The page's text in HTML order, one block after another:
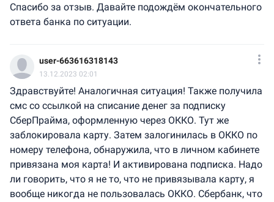
Спасибо за отзыв. Давайте подождём окончательного
ответа банка по ситуации.
user-663616318143
13.12.2023 02:01
Здравствуйте! Аналогичная ситуация! Также получила
смс со ссылкой на списание денег за подписку
СберПрайма, оформленную через ОККО. Тут же
заблокировала карту. Затем залогинилась в ОККО по
номеру телефона, обнаружила, что в личном кабинете
привязана моя карта! И активирована подписка. Надо
ли говорить, что я не то, что не привязывала карту, я
вообще никогда не пользовалась ОККО. Сбербанк, что